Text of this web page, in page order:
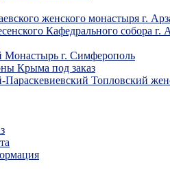
женского монастыря г.
Кафедрального собора г.
Монастырь г. Симферополь
Крыма под заказ
Параскевиевский Топловский